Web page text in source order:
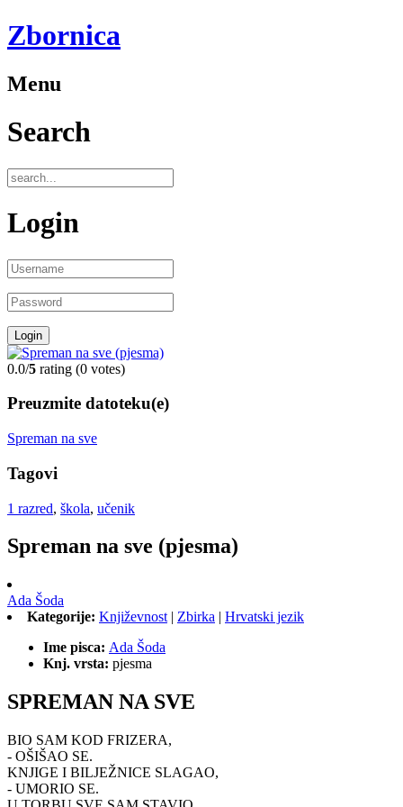
Zbornica
Menu
Search
Login
0.0/5 rating (0 votes)
Preuzmite datoteku(e)
Spreman na sve
Tagovi
1 razred, škola, učenik
Spreman na sve (pjesma)
Ada Šoda
Kategorije: Književnost | Zbirka | Hrvatski jezik
Ime pisca: Ada Šoda
Knj. vrsta: pjesma
SPREMAN NA SVE
BIO SAM KOD FRIZERA,
- OŠIŠAO SE.
KNJIGE I BILJEŽNICE SLAGAO,
- UMORIO SE.